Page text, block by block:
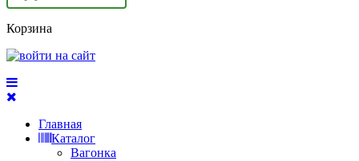
Корзина
Главная
Каталог
Вагонка